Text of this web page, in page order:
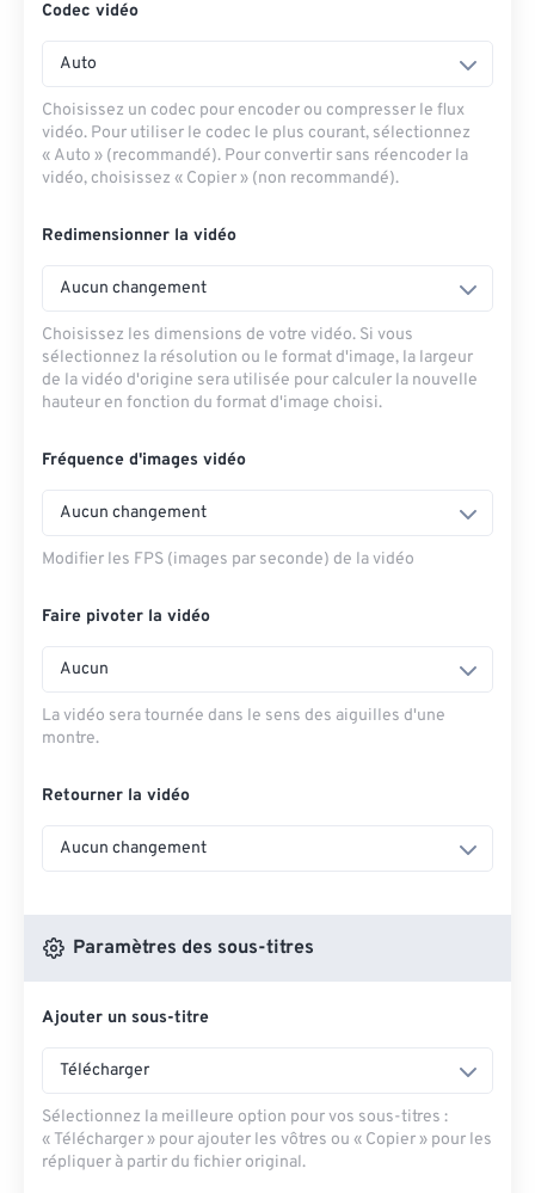
Codec vidéo
Auto
Choisissez un codec pour encoder ou compresser le flux
vidéo. Pour utiliser le codec le plus courant, sélectionnez
« Auto » (recommandé). Pour convertir sans réencoder la
vidéo, choisissez « Copier » (non recommandé).
Redimensionner la vidéo
Aucun changement
Choisissez les dimensions de votre vidéo. Si vous
sélectionnez la résolution ou le format d'image, la largeur
de la vidéo d'origine sera utilisée pour calculer la nouvelle
hauteur en fonction du format d'image choisi.
Fréquence d'images vidéo
Aucun changement
Modifier les FPS (images par seconde) de la vidéo
Faire pivoter la vidéo
Aucun
La vidéo sera tournée dans le sens des aiguilles d'une
montre.
Retourner la vidéo
Aucun changement
Paramètres des sous-titres
Ajouter un sous-titre
Télécharger
Sélectionnez la meilleure option pour vos sous-titres :
« Télécharger » pour ajouter les vôtres ou « Copier » pour les
répliquer à partir du fichier original.